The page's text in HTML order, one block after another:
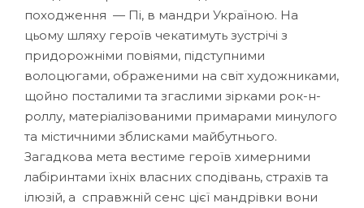
походження — Пі, в мандри Україною. На
цьому шляху героїв чекатимуть зустрічі з
придорожніми повіями, підступними
волоцюгами, ображеними на світ художниками,
щойно посталими та згаслими зірками рок-н-
роллу, матеріалізованими примарами минулого
та містичними зблисками майбутнього.
Загадкова мета вестиме героїв химерними
лабіринтами їхніх власних сподівань, страхів та
ілюзій, а справжній сенс цієї мандрівки вони